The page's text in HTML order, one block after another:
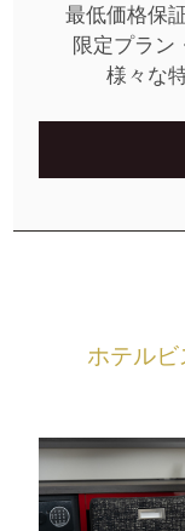
最低価格保
限定プラン
様々な
ホテル